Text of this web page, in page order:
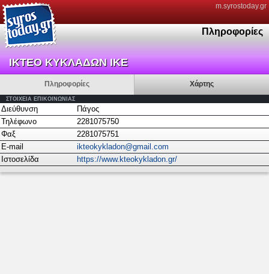
m.syrostoday.gr
Πληροφορίες
ΙΚΤΕΟ ΚΥΚΛΑΔΩΝ ΙΚΕ
Πληροφορίες Χάρτης
ΣΤΟΙΧΕΙΑ ΕΠΙΚΟΙΝΩΝΙΑΣ
Διεύθυνση
Πάγος
Τηλέφωνο
2281075750
Φαξ
2281075751
E-mail
ikteokykladon@gmail.com
Ιστοσελίδα
https://www.kteokykladon.gr/